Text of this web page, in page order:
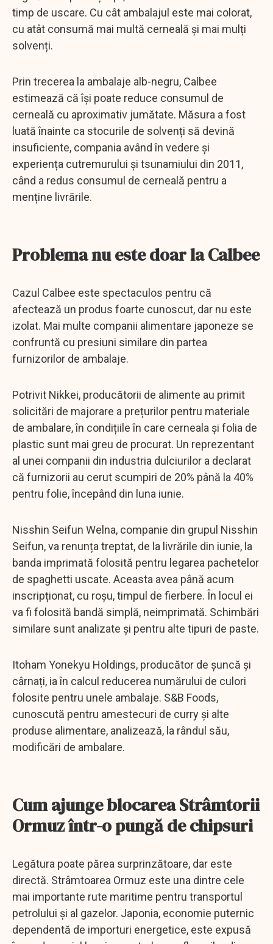
timp de uscare. Cu cât ambalajul este mai colorat,
cu atât consumă mai multă cerneală și mai mulți
solvenți.
Prin trecerea la ambalaje alb-negru, Calbee
estimează că își poate reduce consumul de
cerneală cu aproximativ jumătate. Măsura a fost
luată înainte ca stocurile de solvenți să devină
insuficiente, compania având în vedere și
experiența cutremurului și tsunamiului din 2011,
când a redus consumul de cerneală pentru a
menține livrările.
Problema nu este doar la Calbee
Cazul Calbee este spectaculos pentru că
afectează un produs foarte cunoscut, dar nu este
izolat. Mai multe companii alimentare japoneze se
confruntă cu presiuni similare din partea
furnizorilor de ambalaje.
Potrivit Nikkei, producătorii de alimente au primit
solicitări de majorare a prețurilor pentru materiale
de ambalare, în condițiile în care cerneala și folia de
plastic sunt mai greu de procurat. Un reprezentant
al unei companii din industria dulciurilor a declarat
că furnizorii au cerut scumpiri de 20% până la 40%
pentru folie, începând din luna iunie.
Nisshin Seifun Welna, companie din grupul Nisshin
Seifun, va renunța treptat, de la livrările din iunie, la
banda imprimată folosită pentru legarea pachetelor
de spaghetti uscate. Aceasta avea până acum
inscripționat, cu roșu, timpul de fierbere. În locul ei
va fi folosită bandă simplă, neimprimată. Schimbări
similare sunt analizate și pentru alte tipuri de paste.
Itoham Yonekyu Holdings, producător de șuncă și
cârnați, ia în calcul reducerea numărului de culori
folosite pentru unele ambalaje. S&B Foods,
cunoscută pentru amestecuri de curry și alte
produse alimentare, analizează, la rândul său,
modificări de ambalare.
Cum ajunge blocarea Strâmtorii
Ormuz într-o pungă de chipsuri
Legătura poate părea surprinzătoare, dar este
directă. Strâmtoarea Ormuz este una dintre cele
mai importante rute maritime pentru transportul
petrolului și al gazelor. Japonia, economie puternic
dependentă de importuri energetice, este expusă